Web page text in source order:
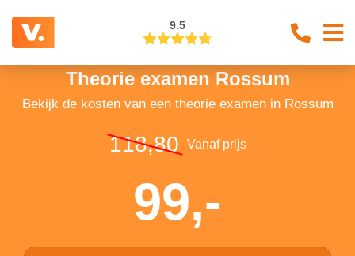
9.5
Theorie examen Rossum
Bekijk de kosten van een theorie examen in Rossum
118,80 Vanaf prijs
99,-